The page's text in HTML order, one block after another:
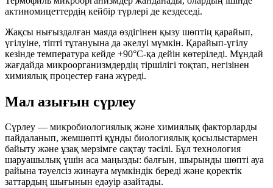
актиномицеттердің кейбір түрлері де кездеседі.
Жақсы нығыздалған маяда өздігінен қызу шөптің қарайып,
үгілуіне, тіпті тұтануына да әкелуі мүмкін. Қарайып-үгілу
кезінде температура кейде +90°C-қа дейін көтеріледі. Мұндай
жағдайда микроорганизмдердің тіршілігі тоқтап, негізінен
химиялық процестер ғана жүреді.
Мал азығын сүрлеу
Сүрлеу — микробиологиялық және химиялық факторларды
пайдаланып, жемшөпті құнды биологиялық қосылыстармен
байыту және ұзақ мерзімге сақтау тәсілі. Бұл технология
шаруашылық үшін аса маңызды: балғын, шырынды шөпті ауа
райына тәуелсіз жинауға мүмкіндік береді және қоректік
заттардың шығынын едәуір азайтады.